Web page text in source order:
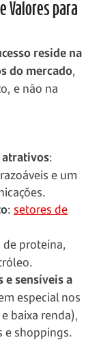
Valores para
reside na
do mercado,
e não na
:
razoáveis e um
: setores de
de proteína,
e sensíveis a
especial nos
baixa renda),
e shoppings.